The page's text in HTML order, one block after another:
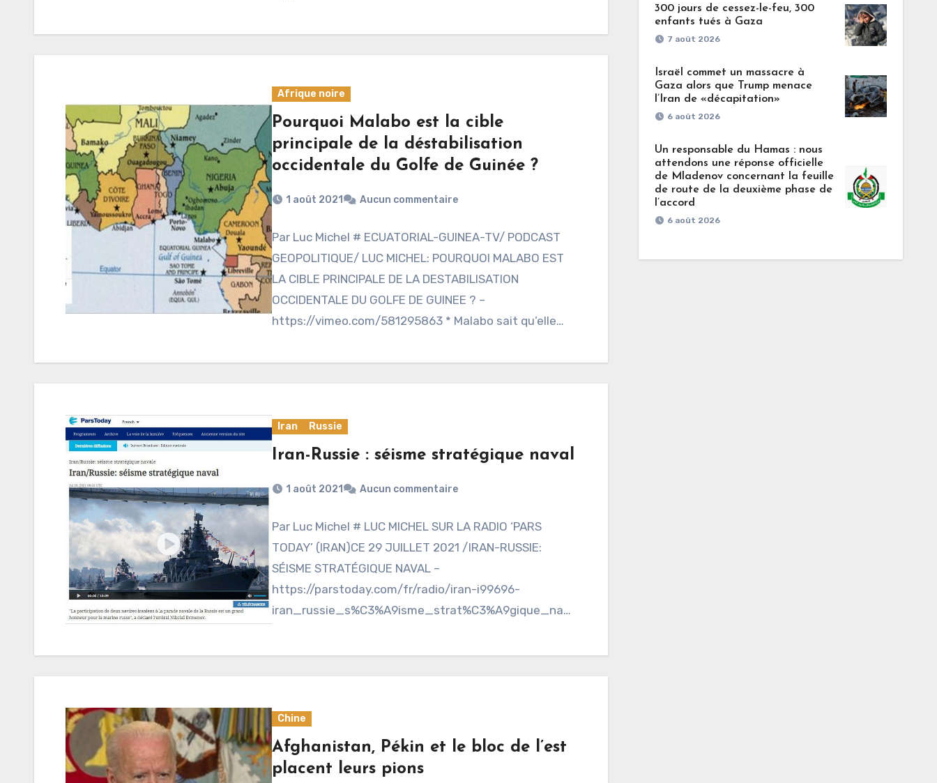
Afrique noire
Pourquoi Malabo est la cible
principale de la déstabilisation
occidentale du Golfe de Guinée ?
1 août 2021 Aucun commentaire
Par Luc Michel # ECUATORIAL-GUINEA-TV/ PODCAST
GEOPOLITIQUE/ LUC MICHEL: POURQUOI MALABO EST
LA CIBLE PRINCIPALE DE LA DESTABILISATION
OCCIDENTALE DU GOLFE DE GUINEE ? –
https://vimeo.com/581295863 * Malabo sait qu’elle
Iran Russie
Iran-Russie : séisme stratégique naval
1 août 2021 Aucun commentaire
Par Luc Michel # LUC MICHEL SUR LA RADIO ‘PARS
TODAY’ (IRAN)CE 29 JUILLET 2021 /IRAN-RUSSIE:
SÉISME STRATÉGIQUE NAVAL –
https://parstoday.com/fr/radio/iran-i99696-
iran_russie_s%C3%A9isme_strat%C3%A9gique_nava
Chine
Afghanistan, Pékin et le bloc de l’est
placent leurs pions
300 jours de cessez-le-feu, 300
enfants tués à Gaza
7 août 2026
Israël commet un massacre à
Gaza alors que Trump menace
l’Iran de «décapitation»
6 août 2026
Un responsable du Hamas : nous
attendons une réponse officielle
de Mladenov concernant la feuille
de route de la deuxième phase de
l’accord
6 août 2026